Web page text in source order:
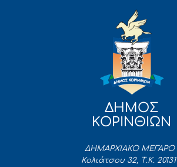
ΔΗΜΟΣ
ΚΟΡΙΝΘΙΩΝ
ΔΗΜΑΡΧΙΑΚΟ ΜΕΓΑΡΟ
Κολιάτσου 32, Τ.Κ. 20131